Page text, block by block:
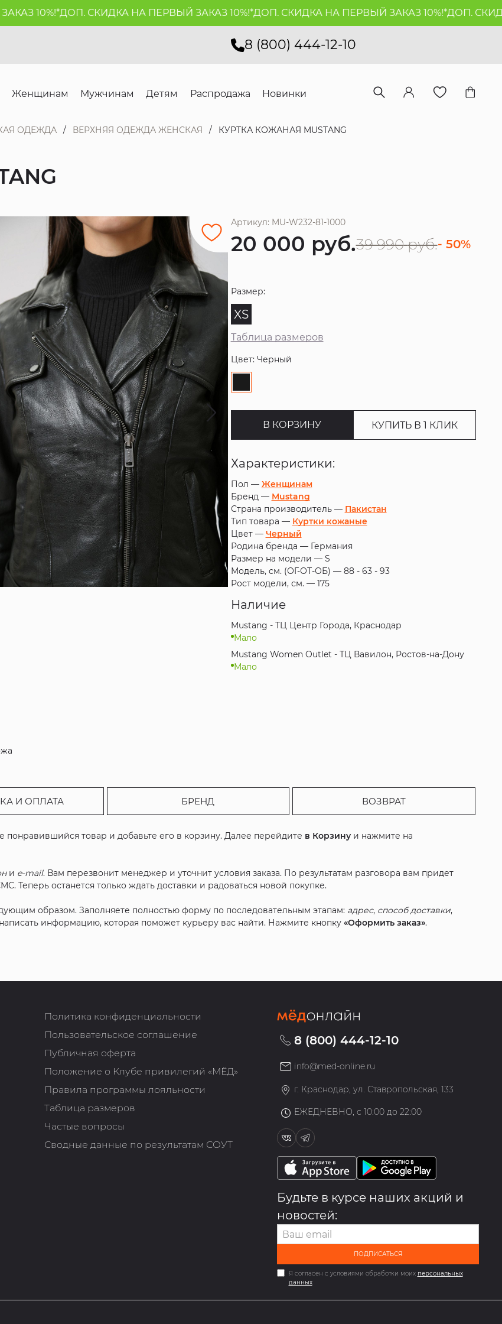
10%!*ДОП. СКИДКА НА ПЕРВЫЙ ЗАКАЗ 10%!*ДОП. СКИДКА НА ПЕРВЫЙ ЗАКАЗ 10%!*ДОП. СКИДКА
8 (800) 444-12-10
Женщинам Мужчинам Детям Распродажа Новинки
ОДЕЖДА ВЕРХНЯЯ ОДЕЖДА ЖЕНСКАЯ КУРТКА КОЖАНАЯ MUSTANG
Артикул: MU-W232-81-1000
20 000 руб.39 990 руб.- 50%
Размер:
XS
Таблица размеров
Цвет: Черный
В КОРЗИНУ КУПИТЬ В 1 КЛИК
Характеристики:
Пол — Женщинам
Бренд — Mustang
Страна производитель — Пакистан
Тип товара — Куртки кожаные
Цвет — Черный
Родина бренда — Германия
Размер на модели — S
Модель, см. (ОГ-ОТ-ОБ) — 88 - 63 - 93
Рост модели, см. — 175
Наличие
Mustang - ТЦ Центр Города, Краснодар
Мало
Mustang Women Outlet - ТЦ Вавилон, Ростов-на-Дону
Мало
И ОПЛАТА БРЕНД ВОЗВРАТ
товар и добавьте его в корзину. Далее перейдите в Корзину и нажмите на
и e-mail. Вам перезвонит менеджер и уточнит условия заказа. По результатам разговора вам придет
Теперь останется только ждать доставки и радоваться новой покупке.
образом. Заполняете полностью форму по последовательным этапам: адрес, способ доставки,
информацию, которая поможет курьеру вас найти. Нажмите кнопку«Оформить заказ».
Политика конфиденциальности
Пользовательское соглашение
Публичная оферта
Положение о Клубе привилегий «МЁД»
Правила программы лояльности
Таблица размеров
Частые вопросы
Сводные данные по результатам СОУТ
8 (800) 444-12-10
info@med-online.ru
г. Краснодар, ул. Ставропольская, 133
ЕЖЕДНЕВНО, с 10:00 до 22:00
Будьте в курсе наших акций и
новостей:
ПОДПИСАТЬСЯ
Я согласен с условиями обработки моих персональных
данных